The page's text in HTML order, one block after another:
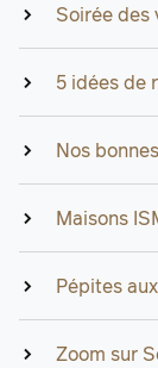
Soirée
5 idées de
Nos
Maisons
Pépites
Zoom sur